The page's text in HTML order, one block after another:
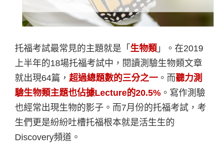
托福考試最常見的主題就是「 生物類 」。在2019
上半年的18場托福考試中，閱讀測驗生物類文章
就出現64篇， 超過總題數的三分之一 。而聽力測
驗生物類主題也佔據Lecture的20.5% 。寫作測驗
也經常出現生物的影子。而7月份的托福考試，考
生們更是紛紛吐槽托福根本就是活生生的
Discovery頻道。